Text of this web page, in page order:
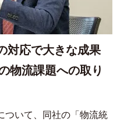
対応で大きな成果
物流課題への取り
ついて、同社の「物流統